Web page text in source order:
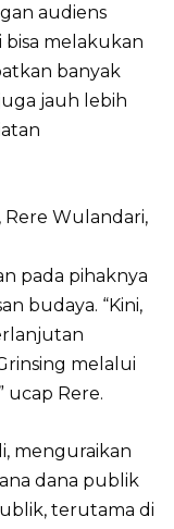
audiens
bisa melakukan
banyak
jauh lebih
Rere Wulandari,
pada pihaknya
budaya. “Kini,
melalui
ucap Rere.
menguraikan
dana publik
terutama di